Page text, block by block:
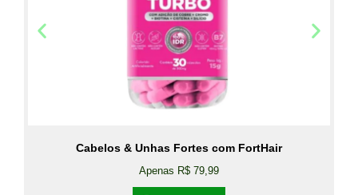
Cabelos & Unhas Fortes com FortHair
Apenas R$ 79,99